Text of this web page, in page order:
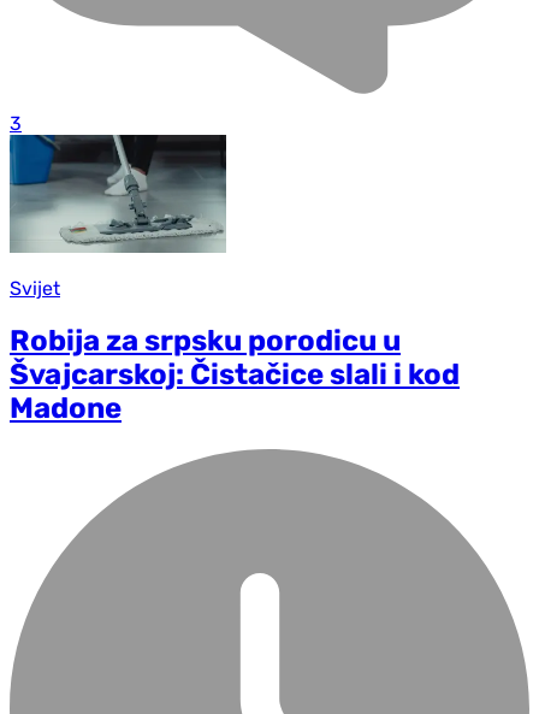
3
Svijet
Robija za srpsku porodicu u
Švajcarskoj: Čistačice slali i kod
Madone